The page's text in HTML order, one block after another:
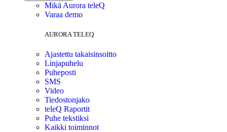
Mikä Aurora teleQ
Varaa demo
AURORA TELEQ
Ajastettu takaisinsoitto
Linjapuhelu
Puheposti
SMS
Video
Tiedostonjako
teleQ Raportit
Puhe tekstiksi
Kaikki toiminnot